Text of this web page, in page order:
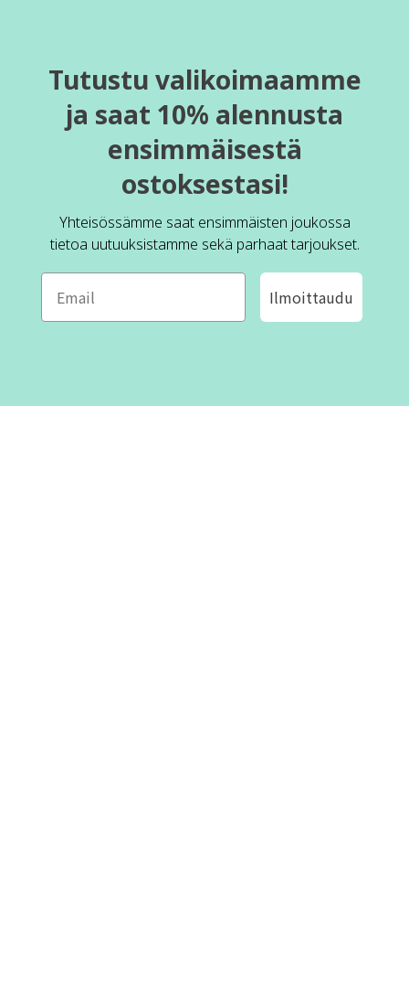
Tutustu valikoimaamme
ja saat 10% alennusta
ensimmäisestä
ostoksestasi!
Yhteisössämme saat ensimmäisten joukossa
tietoa uutuuksistamme sekä parhaat tarjoukset.
Ilmoittaudu